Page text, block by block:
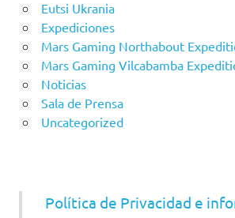
Eutsi Ukrania
Expediciones
Mars Gaming Northabout
Mars Gaming Vilcabamba
Noticias
Sala de Prensa
Uncategorized
Política de Privacidad e